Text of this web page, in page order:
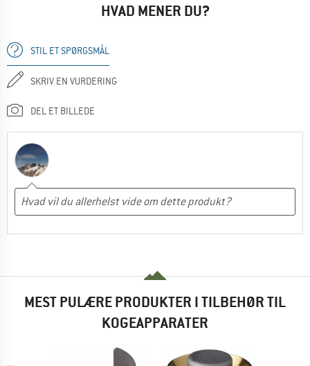
HVAD MENER DU?
STIL ET SPØRGSMÅL
SKRIV EN VURDERING
DEL ET BILLEDE
MEST PULÆRE PRODUKTER I TILBEHØR TIL
KOGEAPPARATER